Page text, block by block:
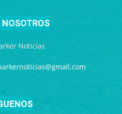
NOSOTROS
Noticias